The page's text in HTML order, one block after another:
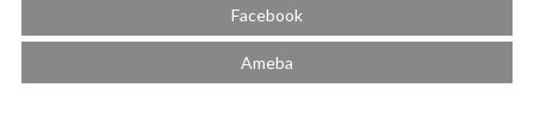
Facebook
Ameba